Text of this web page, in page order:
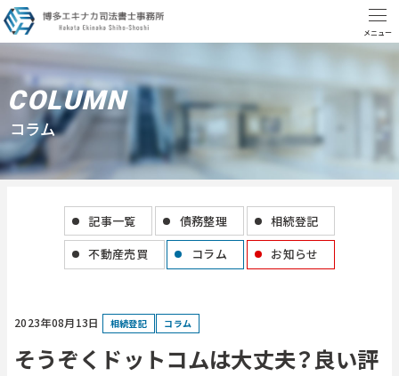
COLUMN
コラム
記事一覧 債務整理
相続登記
不動産売買
コラム お知らせ
2023年08月13日 相続登記 コラム
そうぞくドットコムは大丈夫？良い評